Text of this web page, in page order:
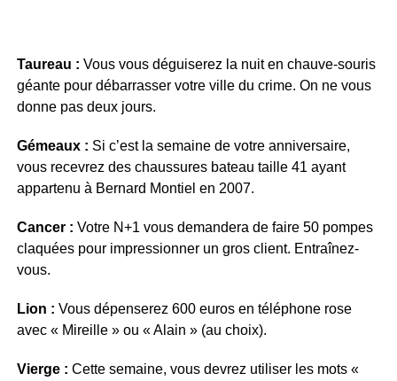
Taureau : Vous vous déguiserez la nuit en chauve-souris
géante pour débarrasser votre ville du crime. On ne vous
donne pas deux jours.
Gémeaux : Si c’est la semaine de votre anniversaire,
vous recevrez des chaussures bateau taille 41 ayant
appartenu à Bernard Montiel en 2007.
Cancer : Votre N+1 vous demandera de faire 50 pompes
claquées pour impressionner un gros client. Entraînez-
vous.
Lion : Vous dépenserez 600 euros en téléphone rose
avec « Mireille » ou « Alain » (au choix).
Vierge : Cette semaine, vous devrez utiliser les mots «